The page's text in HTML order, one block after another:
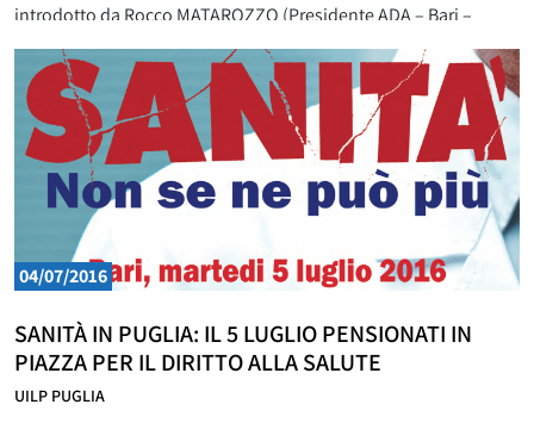
introdotto da Rocco MATAROZZO (Presidente ADA – Bari –
Segretario Generale UILP Puglia Bari-Bat-Foggia) e presieduto
dal Dott. Ambrogio AQUILINO (Già Dirigente Regione Puglia –
Ares, Agenzia regionale di sanità),interverranno: Adriano
MUSI (Presidente
04/07/2016
SANITÀ IN PUGLIA: IL 5 LUGLIO PENSIONATI IN
PIAZZA PER IL DIRITTO ALLA SALUTE
UILP PUGLIA